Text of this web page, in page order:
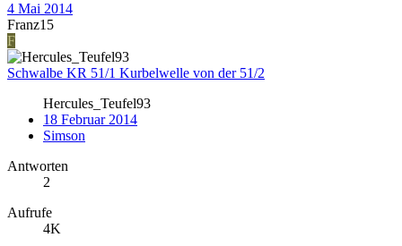
4 Mai 2014
Franz15
F
Schwalbe KR 51/1 Kurbelwelle von der 51/2
Hercules_Teufel93
18 Februar 2014
Simson
Antworten
2
Aufrufe
4K